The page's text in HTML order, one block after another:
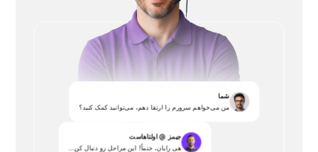
شما
من می‌خواهم سرورم را ارتقا دهم، می‌توانید کمک کنید؟
جیمز @ اولتاهاست
هی رایان، حتماً! این مراحل رو دنبال کن...